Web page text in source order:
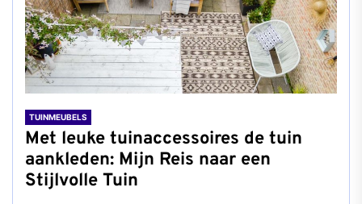
TUINMEUBELS
Met leuke tuinaccessoires de tuin
aankleden: Mijn Reis naar een
Stijlvolle Tuin